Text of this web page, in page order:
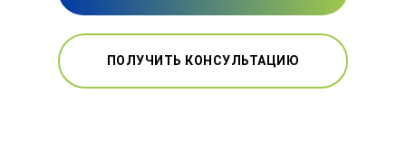
ПОЛУЧИТЬ КОНСУЛЬТАЦИЮ